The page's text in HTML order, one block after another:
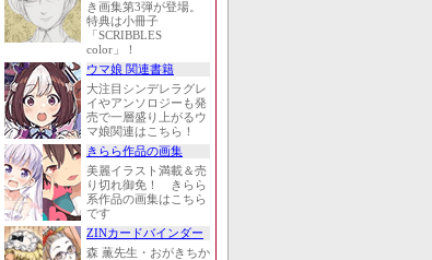
き画集第3弾が登場。
特典は小冊子
「SCRIBBLES
color」！
ウマ娘 関連書籍
大注目シンデレラグレ
イやアンソロジーも発
売で一層盛り上がるウ
マ娘関連はこちら！
きらら作品の画集
美麗イラスト満載＆売
り切れ御免！ きらら
系作品の画集はこちら
です
ZINカードバインダー
森 薫先生・おがきちか